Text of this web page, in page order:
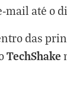
mail até o
das
TechShake